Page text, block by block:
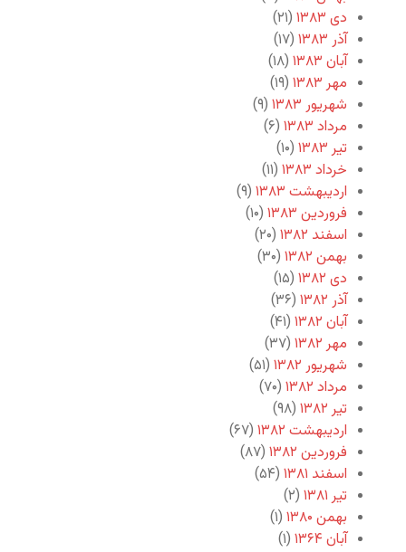
دی ۱۳۸۳
(۲۱)
آذر ۱۳۸۳
(۱۷)
آبان ۱۳۸۳
(۱۸)
مهر ۱۳۸۳
(۱۹)
شهریور ۱۳۸۳
(۹)
مرداد ۱۳۸۳
(۶)
تیر ۱۳۸۳
(۱۰)
خرداد ۱۳۸۳
(۱۱)
اردیبهشت ۱۳۸۳
(۹)
فروردین ۱۳۸۳
(۱۰)
اسفند ۱۳۸۲
(۲۰)
بهمن ۱۳۸۲
(۳۰)
دی ۱۳۸۲
(۱۵)
آذر ۱۳۸۲
(۳۶)
آبان ۱۳۸۲
(۴۱)
مهر ۱۳۸۲
(۳۷)
شهریور ۱۳۸۲
(۵۱)
مرداد ۱۳۸۲
(۷۰)
تیر ۱۳۸۲
(۹۸)
اردیبهشت ۱۳۸۲
(۶۷)
فروردین ۱۳۸۲
(۸۷)
اسفند ۱۳۸۱
(۵۴)
تیر ۱۳۸۱
(۲)
بهمن ۱۳۸۰
(۱)
آبان ۱۳۶۴
(۱)